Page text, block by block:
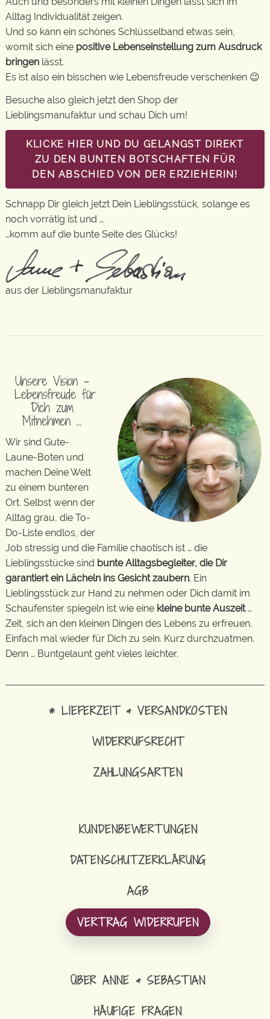
Alltag Individualität zeigen.
Und so kann ein schönes Schlüsselband etwas sein,
womit sich eine positive Lebenseinstellung zum Ausdruck
bringen lässt.
Es ist also ein bisschen wie Lebensfreude verschenken 😉
Besuche also gleich jetzt den Shop der
Lieblingsmanufaktur und schau Dich um!
KLICKE HIER UND DU GELANGST DIREKT
ZU DEN BUNTEN BOTSCHAFTEN FÜR
DEN ABSCHIED VON DER ERZIEHERIN!
Schnapp Dir gleich jetzt Dein Lieblingsstück, solange es
noch vorrätig ist und …
…komm auf die bunte Seite des Glücks!
aus der Lieblingsmanufaktur
Unsere Vision –
Lebensfreude für
Dich zum
Mitnehmen …
Wir sind Gute-
Laune-Boten und
machen Deine Welt
zu einem bunteren
Ort. Selbst wenn der
Alltag grau, die To-
Do-Liste endlos, der
Job stressig und die Familie chaotisch ist … die
Lieblingsstücke sind bunte Alltagsbegleiter, die Dir
garantiert ein Lächeln ins Gesicht zaubern. Ein
Lieblingsstück zur Hand zu nehmen oder Dich damit im
Schaufenster spiegeln ist wie eine kleine bunte Auszeit…
Zeit, sich an den kleinen Dingen des Lebens zu erfreuen.
Einfach mal wieder für Dich zu sein. Kurz durchzuatmen.
Denn … Buntgelaunt geht vieles leichter.
* LIEFERZEIT & VERSANDKOSTEN
WIDERRUFSRECHT
ZAHLUNGSARTEN
KUNDENBEWERTUNGEN
DATENSCHUTZERKLÄRUNG
AGB
VERTRAG WIDERRUFEN
ÜBER ANNE & SEBASTIAN
HÄUFIGE FRAGEN